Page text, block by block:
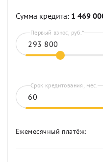
Сумма кредита: 1 469
Первый взнос, руб.*
Срок кредитования, мес.
Ежемесячный платёж: